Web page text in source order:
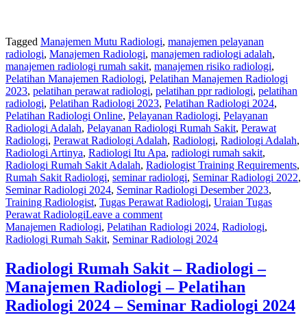
Tagged Manajemen Mutu Radiologi, manajemen pelayanan
radiologi, Manajemen Radiologi, manajemen radiologi adalah,
manajemen radiologi rumah sakit, manajemen risiko radiologi,
Pelatihan Manajemen Radiologi, Pelatihan Manajemen Radiologi
2023, pelatihan perawat radiologi, pelatihan ppr radiologi, pelatihan
radiologi, Pelatihan Radiologi 2023, Pelatihan Radiologi 2024,
Pelatihan Radiologi Online, Pelayanan Radiologi, Pelayanan
Radiologi Adalah, Pelayanan Radiologi Rumah Sakit, Perawat
Radiologi, Perawat Radiologi Adalah, Radiologi, Radiologi Adalah,
Radiologi Artinya, Radiologi Itu Apa, radiologi rumah sakit,
Radiologi Rumah Sakit Adalah, Radiologist Training Requirements,
Rumah Sakit Radiologi, seminar radiologi, Seminar Radiologi 2022,
Seminar Radiologi 2024, Seminar Radiologi Desember 2023,
Training Radiologist, Tugas Perawat Radiologi, Uraian Tugas
Perawat RadiologiLeave a comment
Manajemen Radiologi, Pelatihan Radiologi 2024, Radiologi,
Radiologi Rumah Sakit, Seminar Radiologi 2024
Radiologi Rumah Sakit – Radiologi –
Manajemen Radiologi – Pelatihan
Radiologi 2024 – Seminar Radiologi 2024